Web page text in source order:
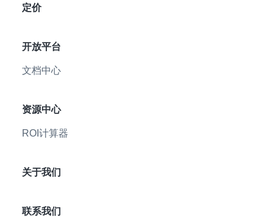
定价
开放平台
文档中心
资源中心
ROI计算器
关于我们
联系我们